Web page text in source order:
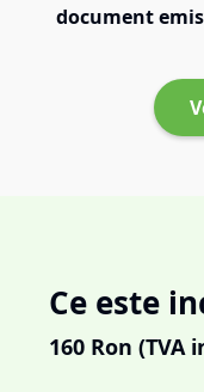
document
Ce este
160 Ron (TVA